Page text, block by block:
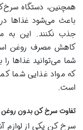
همچنین، دستگاه
باعث می‌شود غذاها
جذب نکنند. این به
کاهش مصرف روغن
شما می‌توانید غذاها
که مواد غذایی شما
است.
تفاوت سرخ کن بدون
سرخ کن یکی از لوازم